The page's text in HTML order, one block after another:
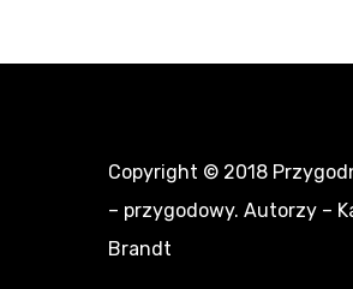
Copyright © 2018
– przygodowy. Autorzy –
Brandt